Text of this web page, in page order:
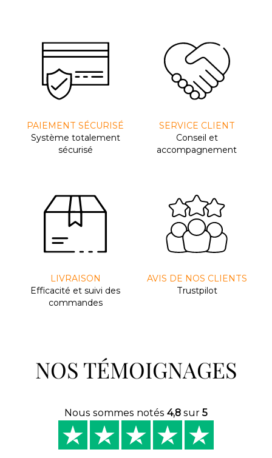
PAIEMENT SÉCURISÉ
Système totalement
sécurisé
SERVICE CLIENT
Conseil et
accompagnement
LIVRAISON
Efﬁcacité et suivi des
commandes
AVIS DE NOS CLIENTS
Trustpilot
NOS TÉMOIGNAGES
Nous sommes notés 4,8 sur 5